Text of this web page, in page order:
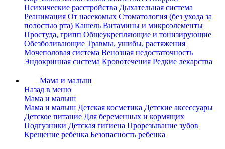
Психические расстройства Дыхательная система
Реанимация От насекомых Стоматология (без ухода за
полостью рта) Кашель Витамины и микроэлементы
Простуда, грипп Общеукрепляющие и тонизирующие
Обезболивающие Травмы, ушибы, растяжения
Мочеполовая система Венозная недостаточность
Эндокринная система Кровотечения Редкие лекарства
Мама и малыш
Назад в меню
Мама и малыш
Мама и малыш Детская косметика Детские аксессуары
Детское питание Для беременных и кормящих
Подгузники Детская гигиена Прорезывание зубов
Крещение ребенка Безопасность ребенка